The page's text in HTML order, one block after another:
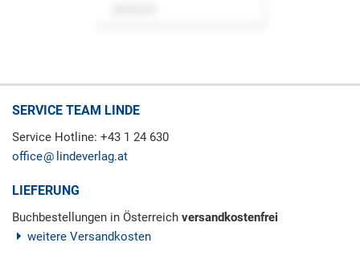
SERVICE TEAM LINDE
Service Hotline: +43 1 24 630
office
lindeverlag.at
LIEFERUNG
Buchbestellungen in Österreich versandkostenfrei
weitere Versandkosten